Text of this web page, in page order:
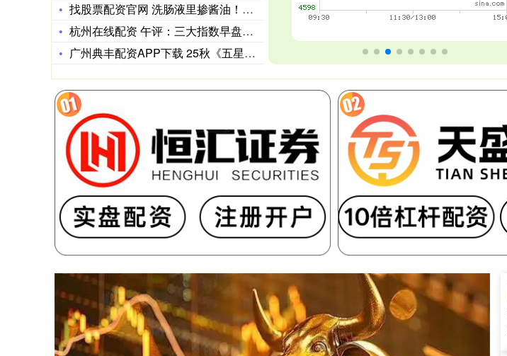
找股票配资官网 洗肠液里掺酱油！老人掏空积蓄
杭州在线配资 午评：三大指数早盘低开高走 元件板块涨幅居前
广州典丰配资APP下载 25秋《五星学霸》英语人教PEP版五